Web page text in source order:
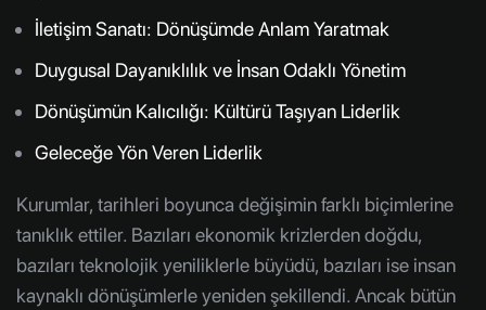
İletişim Sanatı: Dönüşümde Anlam Yaratmak
Duygusal Dayanıklılık ve İnsan Odaklı Yönetim
Dönüşümün Kalıcılığı: Kültürü Taşıyan Liderlik
Geleceğe Yön Veren Liderlik
Kurumlar, tarihleri boyunca değişimin farklı biçimlerine
tanıklık ettiler. Bazıları ekonomik krizlerden doğdu,
bazıları teknolojik yeniliklerle büyüdü, bazıları ise insan
kaynaklı dönüşümlerle yeniden şekillendi. Ancak bütün